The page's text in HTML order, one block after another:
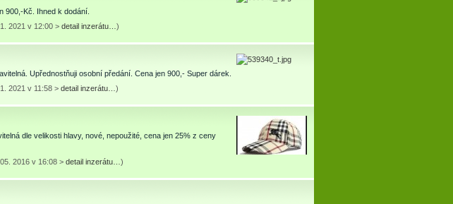
900,-Kč. Ihned k dodání.
2021 v 12:00 > detail inzerátu… )
Upřednostňuji osobní předání. Cena jen 900,- Super dárek.
2021 v 11:58 > detail inzerátu… )
dle velikosti hlavy, nové, nepoužité, cena jen 25% z ceny
2016 v 16:08 > detail inzerátu… )